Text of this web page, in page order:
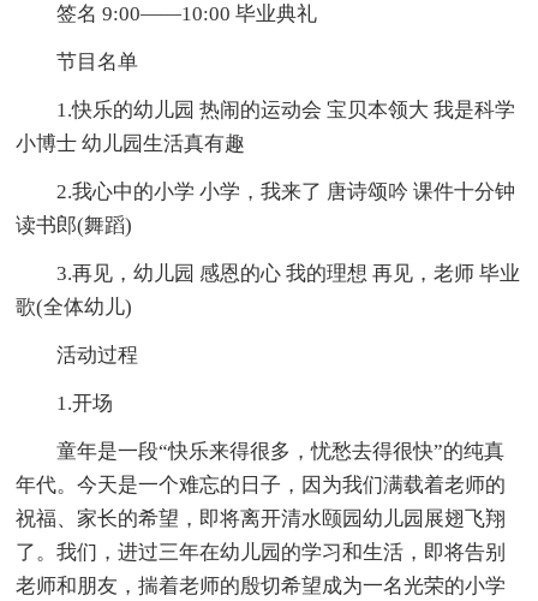
签名 9:00——10:00 毕业典礼
节目名单
1.快乐的幼儿园 热闹的运动会 宝贝本领大 我是科学
小博士 幼儿园生活真有趣
2.我心中的小学 小学，我来了 唐诗颂吟 课件十分钟
读书郎(舞蹈)
3.再见，幼儿园 感恩的心 我的理想 再见，老师 毕业
歌(全体幼儿)
活动过程
1.开场
童年是一段“快乐来得很多，忧愁去得很快”的纯真
年代。今天是一个难忘的日子，因为我们满载着老师的
祝福、家长的希望，即将离开清水颐园幼儿园展翅飞翔
了。我们，进过三年在幼儿园的学习和生活，即将告别
老师和朋友，揣着老师的殷切希望成为一名光荣的小学